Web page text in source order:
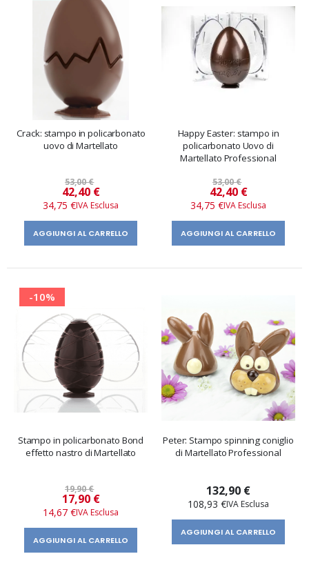
Crack: stampo in policarbonato
uovo di Martellato
53,00 €
Prezzo
speciale
42,40 €
34,75 €
AGGIUNGI AL CARRELLO
Happy Easter: stampo in
policarbonato Uovo di
Martellato Professional
53,00 €
Prezzo
speciale
42,40 €
34,75 €
AGGIUNGI AL CARRELLO
-10%
Stampo in policarbonato Bond
effetto nastro di Martellato
19,90 €
Prezzo
speciale
17,90 €
14,67 €
AGGIUNGI AL CARRELLO
Peter: Stampo spinning coniglio
di Martellato Professional
132,90 €
108,93 €
AGGIUNGI AL CARRELLO